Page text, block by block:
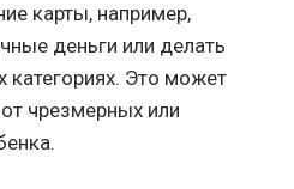
карты, например,
деньги или делать
категориях. Это может
чрезмерных или